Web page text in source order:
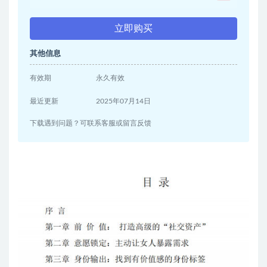
立即购买
其他信息
有效期 永久有效
最近更新 2025年07月14日
下载遇到问题？可联系客服或留言反馈